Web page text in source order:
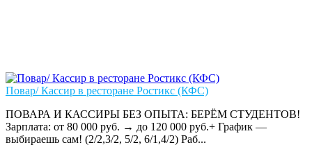
Повар/ Кассир в ресторане Ростикс (КФС)
ПОВАРА И КАССИРЫ БЕЗ ОПЫТА: БЕРЁМ СТУДЕНТОВ!
Зарплата: от 80 000 руб. → до 120 000 руб.+ График —
выбираешь сам! (2/2,3/2, 5/2, 6/1,4/2) Раб...